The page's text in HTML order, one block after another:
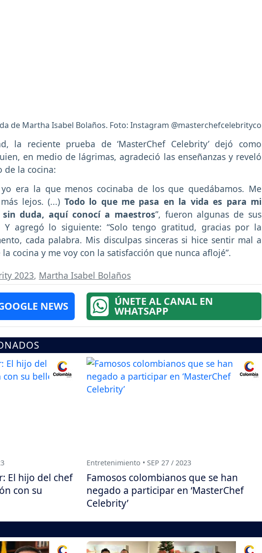
de Martha Isabel Bolaños. Foto: Instagram @masterchefcelebrityco
la reciente prueba de ‘MasterChef Celebrity’ dejó como
en medio de lágrimas, agradeció las enseñanzas y reveló
de la cocina:
era la que menos cocinaba de los que quedábamos. Me
lejos. (...) Todo lo que me pasa en la vida es para mi
duda, aquí conocí a maestros”, fueron algunas de sus
Y agregó lo siguiente: “Solo tengo gratitud, gracias por la
cada palabra. Mis disculpas sinceras si hice sentir mal a
cocina y me voy con la satisfacción que nunca aflojé”.
2023, Martha Isabel Bolaños
NEWS ÚNETE AL CANAL EN
WHATSAPP
El hijo del chef
con su
Entretenimiento • SEP 27 / 2023
Famosos colombianos que se han
negado a participar en ‘MasterChef
Celebrity’